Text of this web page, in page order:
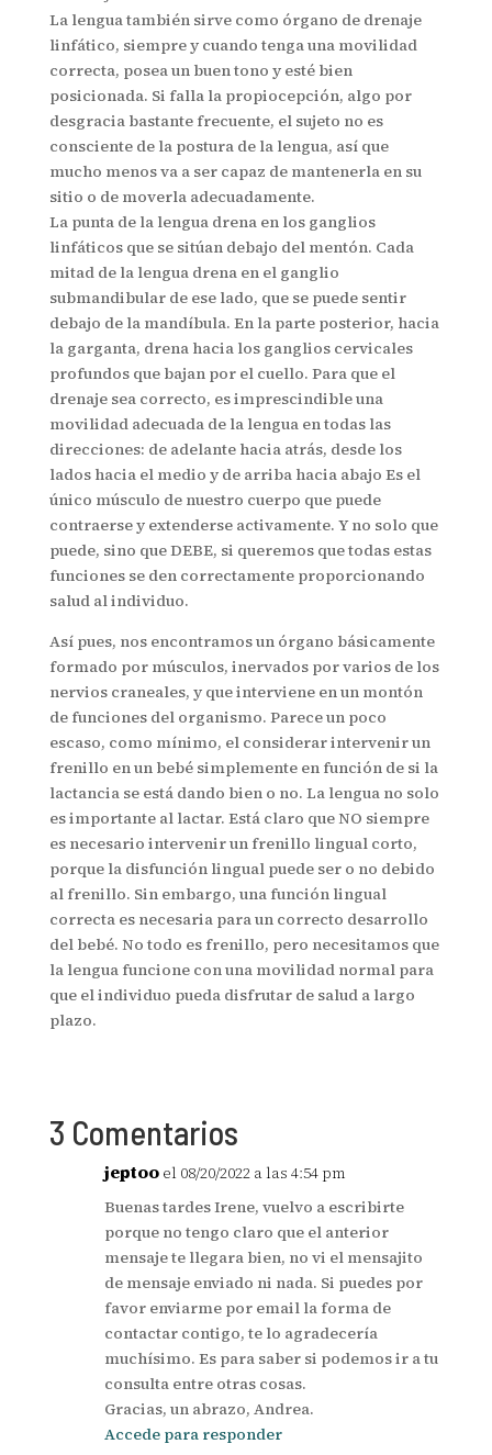
La lengua también sirve como órgano de drenaje
linfático, siempre y cuando tenga una movilidad
correcta, posea un buen tono y esté bien
posicionada. Si falla la propiocepción, algo por
desgracia bastante frecuente, el sujeto no es
consciente de la postura de la lengua, así que
mucho menos va a ser capaz de mantenerla en su
sitio o de moverla adecuadamente.
La punta de la lengua drena en los ganglios
linfáticos que se sitúan debajo del mentón. Cada
mitad de la lengua drena en el ganglio
submandibular de ese lado, que se puede sentir
debajo de la mandíbula. En la parte posterior, hacia
la garganta, drena hacia los ganglios cervicales
profundos que bajan por el cuello. Para que el
drenaje sea correcto, es imprescindible una
movilidad adecuada de la lengua en todas las
direcciones: de adelante hacia atrás, desde los
lados hacia el medio y de arriba hacia abajo Es el
único músculo de nuestro cuerpo que puede
contraerse y extenderse activamente. Y no solo que
puede, sino que DEBE, si queremos que todas estas
funciones se den correctamente proporcionando
salud al individuo.
Así pues, nos encontramos un órgano básicamente
formado por músculos, inervados por varios de los
nervios craneales, y que interviene en un montón
de funciones del organismo. Parece un poco
escaso, como mínimo, el considerar intervenir un
frenillo en un bebé simplemente en función de si la
lactancia se está dando bien o no. La lengua no solo
es importante al lactar. Está claro que NO siempre
es necesario intervenir un frenillo lingual corto,
porque la disfunción lingual puede ser o no debido
al frenillo. Sin embargo, una función lingual
correcta es necesaria para un correcto desarrollo
del bebé. No todo es frenillo, pero necesitamos que
la lengua funcione con una movilidad normal para
que el individuo pueda disfrutar de salud a largo
plazo.
3 Comentarios
jeptoo el 08/20/2022 a las 4:54 pm
Buenas tardes Irene, vuelvo a escribirte
porque no tengo claro que el anterior
mensaje te llegara bien, no vi el mensajito
de mensaje enviado ni nada. Si puedes por
favor enviarme por email la forma de
contactar contigo, te lo agradecería
muchísimo. Es para saber si podemos ir a tu
consulta entre otras cosas.
Gracias, un abrazo, Andrea.
Accede para responder